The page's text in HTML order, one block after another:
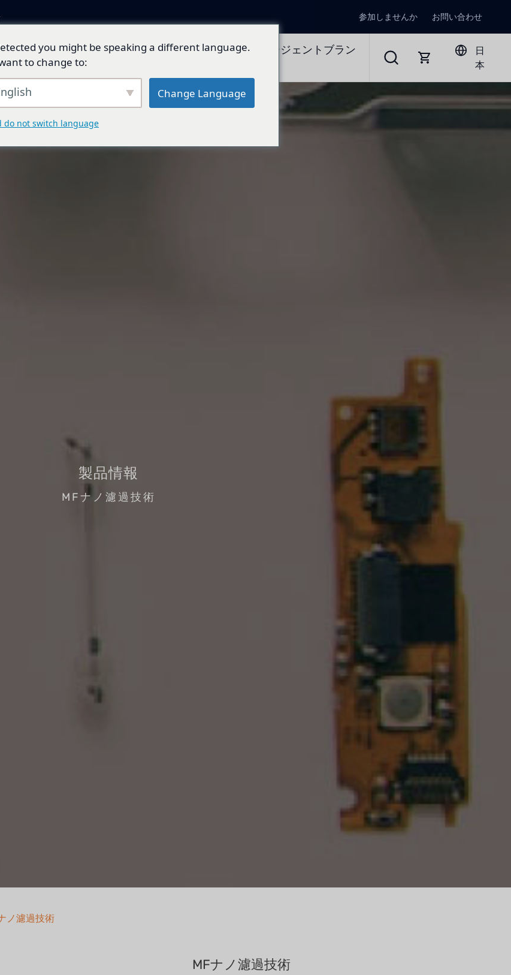
参加しませんか お問い合わせ
製品とソリューショ
ン
技術開
ジェネラルエージェントブラン
日
本
製品情報
MFナノ濾過技術
ノ濾過技術
MFナノ濾過技術
you might be speaking a different language.
to change to:
Change Language
do not switch language